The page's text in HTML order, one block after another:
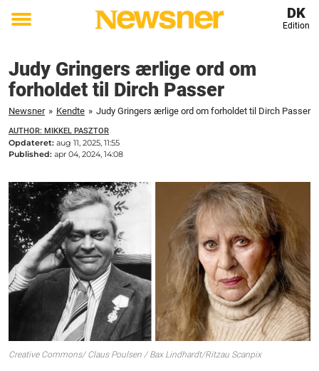
Toggle
DK
Edition
Judy Gringers ærlige ord om
forholdet til Dirch Passer
Newsner » Kendte » Judy Gringers ærlige ord om forholdet til Dirch Passer
AUTHOR: MIKKEL PASZTOR
Opdateret: aug 11, 2025, 11:55
Published: apr 04, 2024, 14:08
Creative Commons/ Claus Poulsen / Bax Lindhardt/Ritzau Scanpix